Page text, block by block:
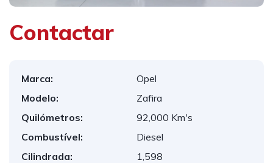
Contactar
Marca:
Opel
Modelo:
Zafira
Quilómetros:
92,000 Km's
Combustível:
Diesel
Cilindrada:
1,598